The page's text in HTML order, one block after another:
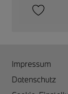
Impressum
Datenschutz